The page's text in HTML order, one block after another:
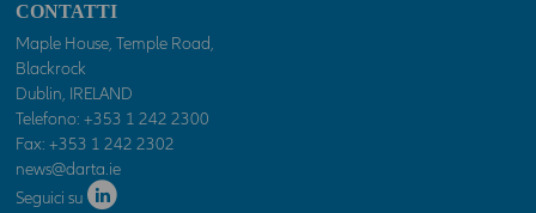
CONTATTI
Maple House, Temple Road,
Blackrock
Dublin, IRELAND
Telefono: +353 1 242 2300
Fax: +353 1 242 2302
news@darta.ie
Seguici su